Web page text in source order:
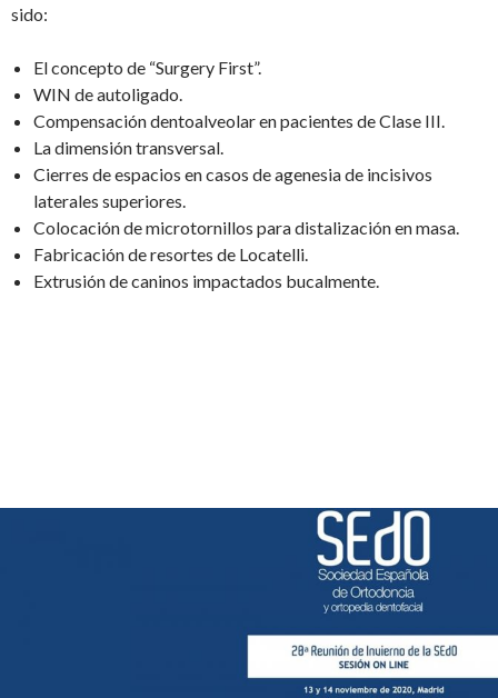
sido:
El concepto de “Surgery First”.
WIN de autoligado.
Compensación dentoalveolar en pacientes de Clase III.
La dimensión transversal.
Cierres de espacios en casos de agenesia de incisivos
laterales superiores.
Colocación de microtornillos para distalización en masa.
Fabricación de resortes de Locatelli.
Extrusión de caninos impactados bucalmente.